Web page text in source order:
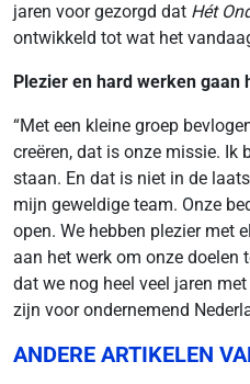
jaren voor gezorgd dat Hét
ontwikkeld tot wat het
Plezier en hard werken gaan
“Met een kleine groep
creëren, dat is onze missie. Ik
staan. En dat is niet in de
mijn geweldige team. Onze
open. We hebben plezier met
aan het werk om onze doelen
dat we nog heel veel jaren
zijn voor ondernemend
ANDERE ARTIKELEN